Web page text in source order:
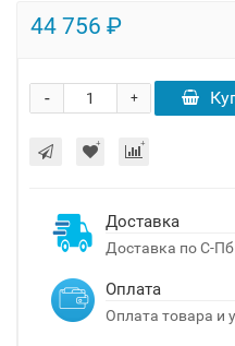
44 756 ₽
+
-
Доставка
Доставка по С-
Оплата
Оплата товара и